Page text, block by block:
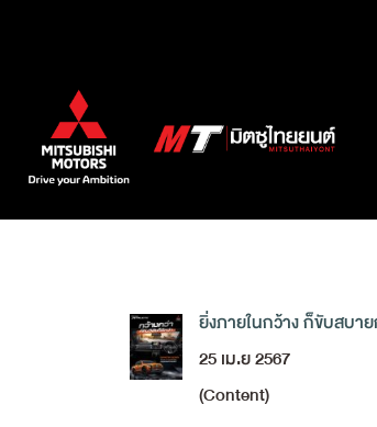
ยิ่งภายในกว้าง ก็ขับสบา
25 เม.ย 2567
(Content)